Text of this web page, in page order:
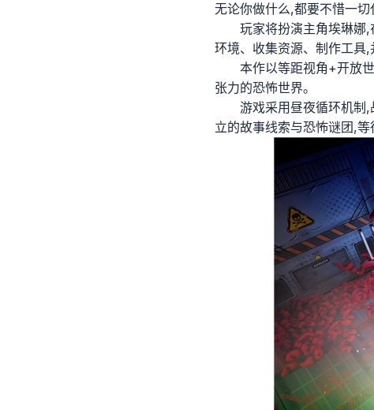
无论你做什么,都要不惜一切
玩家将扮演主角埃琳娜
环境、收集资源、制作工具,
本作以等距视角+开放
张力的恐怖世界。
游戏采用昼夜循环机制
立的故事线索与恐怖谜团,等